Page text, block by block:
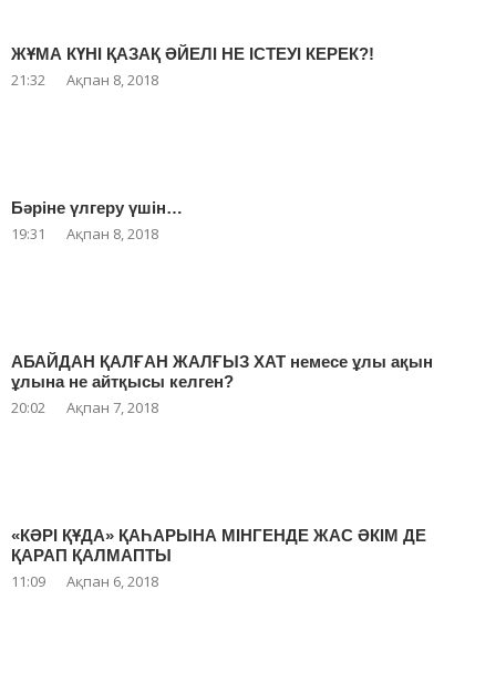
ЖҰМА КҮНІ ҚАЗАҚ ӘЙЕЛІ НЕ ІСТЕУІ КЕРЕК?!
21:32 Ақпан 8, 2018
Бәріне үлгеру үшін…
19:31 Ақпан 8, 2018
АБАЙДАН ҚАЛҒАН ЖАЛҒЫЗ ХАТ немесе ұлы ақын
ұлына не айтқысы келген?
20:02 Ақпан 7, 2018
«КӘРІ ҚҰДА» ҚАҺАРЫНА МІНГЕНДЕ ЖАС ӘКІМ ДЕ
ҚАРАП ҚАЛМАПТЫ
11:09 Ақпан 6, 2018